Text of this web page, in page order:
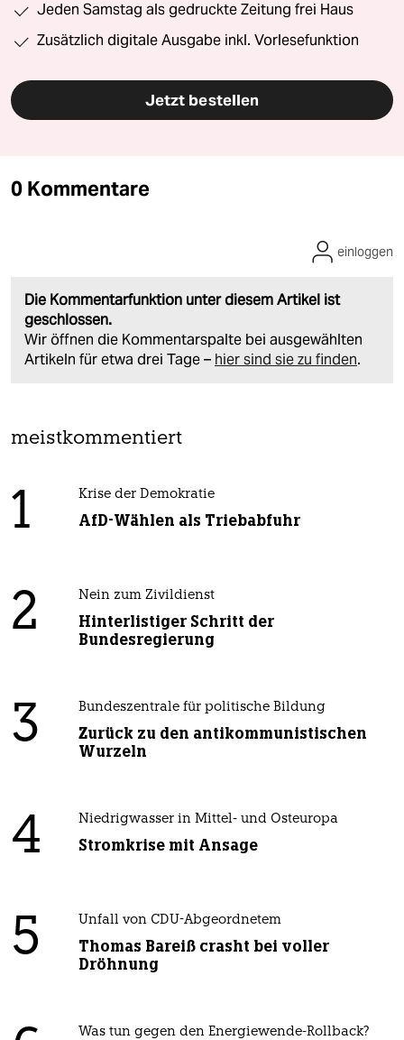
Jeden Samstag als gedruckte Zeitung frei Haus
Zusätzlich digitale Ausgabe inkl. Vorlesefunktion
Jetzt bestellen
0 Kommentare
Die Kommentarfunktion unter diesem Artikel ist
geschlossen.
Wir öffnen die Kommentarspalte bei ausgewählten
Artikeln für etwa drei Tage – hier sind sie zu finden.
einloggen
meistkommentiert
1 Krise der Demokratie
AfD-Wählen als Triebabfuhr
2 Nein zum Zivildienst
Hinterlistiger Schritt der
Bundesregierung
3 Bundeszentrale für politische Bildung
Zurück zu den antikommunistischen
Wurzeln
4 Niedrigwasser in Mittel- und Osteuropa
Stromkrise mit Ansage
5 Unfall von CDU-Abgeordnetem
Thomas Bareiß crasht bei voller
Dröhnung
Was tun gegen den Energiewende-Rollback?